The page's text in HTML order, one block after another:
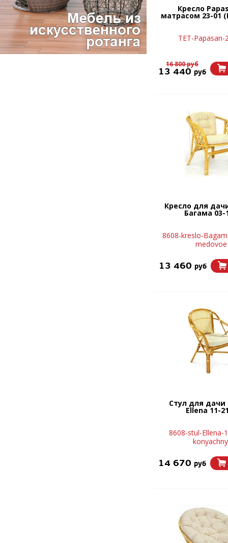
Кресло
матрасом 23-01
TET-Papasan-
16 800 руб
13 440руб
Кресло для
Багама 03-
8608-kreslo-
medovoe
13 460 руб
Стул для дачи
Ellena 11-
8608-stul-Ellena-
14 670 руб